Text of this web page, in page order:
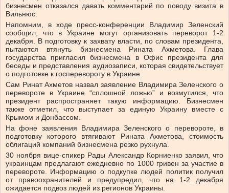
бизнесмен отказался давать комментарий по поводу визита в
Вильнюс.
Напомним, в ходе пресс-конференции Владимир Зеленский
сообщил, что в Украине могут организовать переворот 1-2
декабря. В подготовку к захвату власти, по словам президента,
пытаются втянуть бизнесмена Рината Ахметова. Глава
государства пригласил бизнесмена в Офис президента для
беседы и представления аудиозаписи, которая свидетельствует
о подготовке к госперевороту в Украине.
Сам Ринат Ахметов назвал заявление Владимира Зеленского о
перевороте в Украине “сплошной ложью” и возмутился, что
президент распространяет такую информацию. Бизнесмен
также отметил, что выступает за единую Украину вместе с
Крымом и Донбассом.
На фоне заявления Владимира Зеленского о перевороте, в
подготовку которого втягивают Рината Ахметова, стоимость
облигаций компаний бизнесмена резко рухнула.
30 ноября вице-спикер Рады Александр Корниенко заявил, что
украинцам предлагают ежедневно по 1000 гривен за участие в
перевороте. Информацию о подкупке людей политик получил
от правоохранителей и предупредил, что на 1-2 декабря
ожидается подвоз людей из регионов Украины.